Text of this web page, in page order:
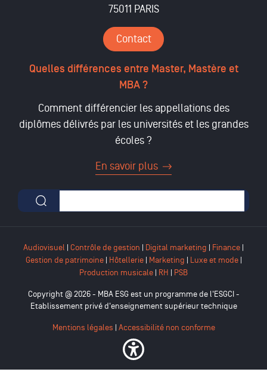
75011 PARIS
Contact
Quelles différences entre Master, Mastère et
MBA ?
Comment différencier les appellations des
diplômes délivrés par les universités et les grandes
écoles ?
En savoir plus
Formulaire de recherche
Audiovisuel | Contrôle de gestion | Digital marketing | Finance |
Gestion de patrimoine| Hôtellerie| Marketing | Luxe et mode|
Production musicale | RH | PSB
Copyright @ 2026 - MBA ESG est un programme de l'ESGCI -
Etablissement privé d'enseignement supérieur technique
Mentions légales Accessibilité non conforme